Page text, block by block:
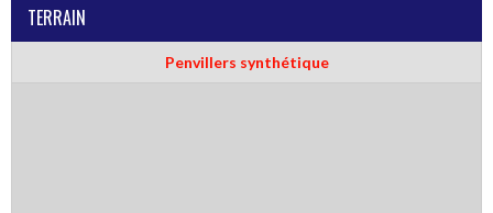
TERRAIN
Penvillers synthétique